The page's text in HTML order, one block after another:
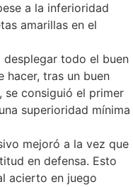
a la inferioridad
amarillas en el
desplegar todo el buen
hacer, tras un buen
se consiguió el primer
superioridad mínima
mejoró a la vez que
en defensa. Esto
acierto en juego